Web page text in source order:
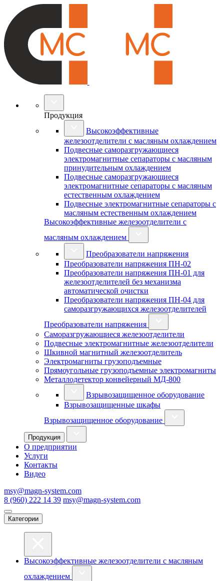
Продукция
Высокоэффективные
железоотделители с масляным охлаждением
Подвесные саморазгружающиеся
электромагнитные сепараторы с масляным
принудительным охлаждением
Подвесные саморазгружающиеся
электромагнитные сепараторы с масляным
естественным охлаждением
Подвесные электромагнитные сепараторы с
масляным естественным охлаждением
Высокоэффективные железоотделители с
масляным охлаждением
Преобразователи напряжения
Преобразователи напряжения ПН-02
Преобразователи напряжения ПН-01 для
железоотделителей без механизма
автоматической очистки
Преобразователи напряжения ПН-04 для
саморазгружающихся железоотделителей
Преобразователи напряжения
Саморазгружающиеся железоотделители
Подвесные электромагнитные железоотделители
Шкивной магнитный железоотделитель
Электромагниты грузоподъемные
Прямоугольные грузоподъемные электромагниты
Металлодетектор конвейерный МД-800
Взрывозащищенное оборудование
Взрывозащищенные шкафы
Взрывозащищенное оборудование
Продукция
О предприятии
Услуги
Контакты
Видео
msy@magn-system.com
8 (960) 222 14 39 msy@magn-system.com
Категории
Высокоэффективные железоотделители с масляным
охлаждением